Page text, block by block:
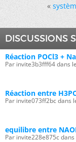
«
DISCUSSIONS
Réaction POCl3 +
Par invite3b3fff64 dans
Réaction entre
Par invite073ff2bc dans
equilibre entre
Par invite228e875c